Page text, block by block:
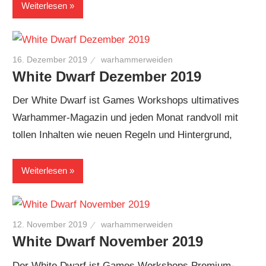
Weiterlesen
16. Dezember 2019 warhammerweiden
White Dwarf Dezember 2019
Der White Dwarf ist Games Workshops ultimatives
Warhammer-Magazin und jeden Monat randvoll mit
tollen Inhalten wie neuen Regeln und Hintergrund,
Weiterlesen
12. November 2019 warhammerweiden
White Dwarf November 2019